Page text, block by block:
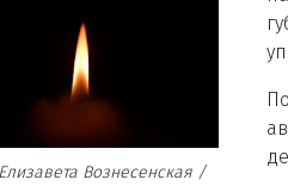
Вознесенская /